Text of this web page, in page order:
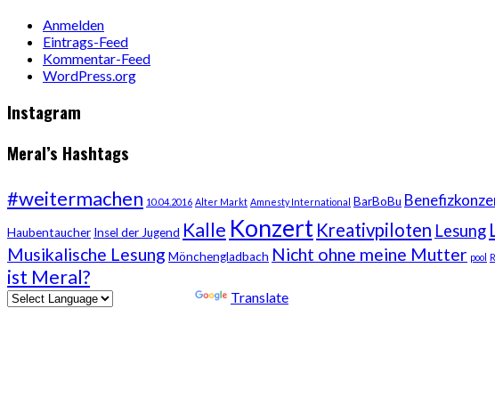
Anmelden
Eintrags-Feed
Kommentar-Feed
WordPress.org
Instagram
Meral’s Hashtags
#weitermachen 10.04.2016 Alter Markt Amnesty International BarBoBu
Haubentaucher Insel der Jugend Kalle Konzert Kreativpiloten Lesung
Musikalische Lesung Mönchengladbach Nicht ohne meine Mutter pool
ist Meral?
Translate